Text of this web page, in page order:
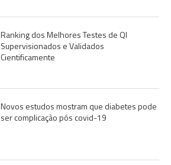
Ranking dos Melhores Testes de QI
Supervisionados e Validados
Cientificamente
Novos estudos mostram que diabetes pode
ser complicação pós covid-19